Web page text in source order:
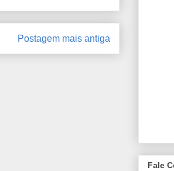
Postagem mais antiga
Fale